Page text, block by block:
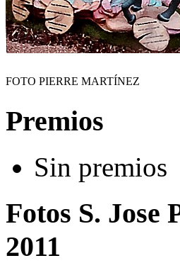
FOTO PIERRE MARTÍNEZ
Premios
Sin premios
Fotos S.
2011